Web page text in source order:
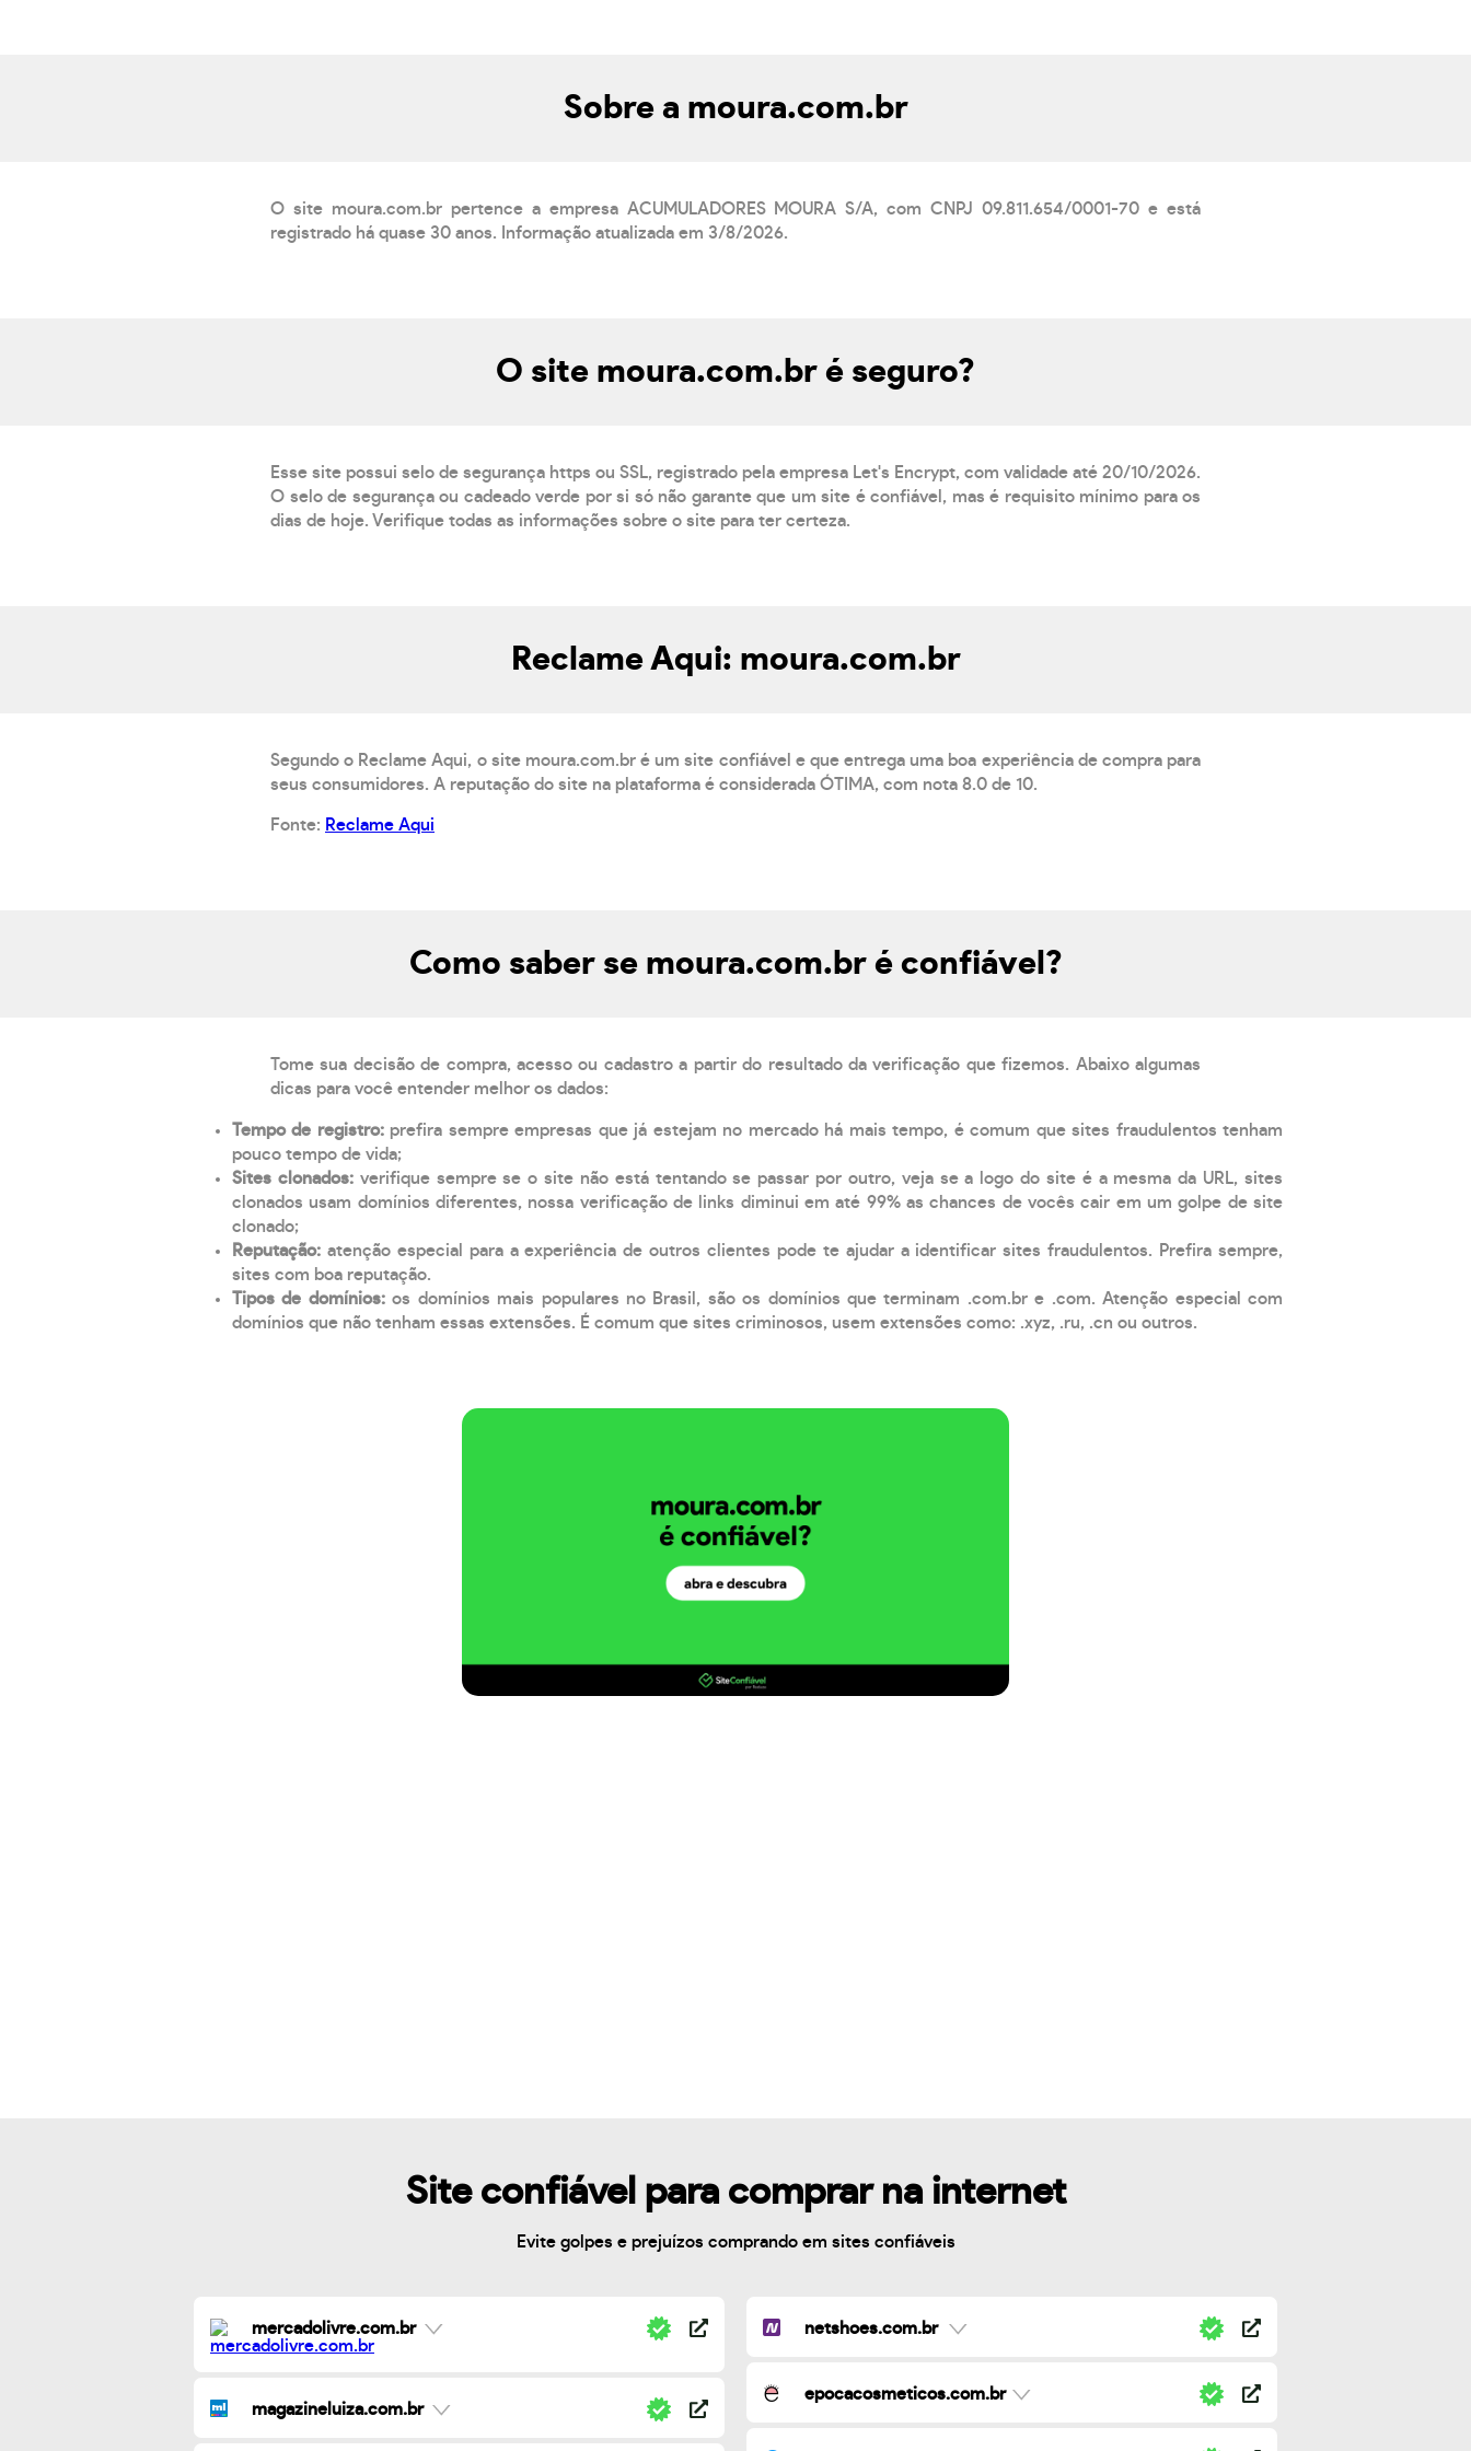
Sobre a moura.com.br
O site moura.com.br pertence a empresa ACUMULADORES MOURA S/A, com CNPJ 09.811.654/0001-70 e está
registrado há quase 30 anos. Informação atualizada em 3/8/2026.
O site moura.com.br é seguro?
Esse site possui selo de segurança https ou SSL, registrado pela empresa Let's Encrypt, com validade até 20/10/2026.
O selo de segurança ou cadeado verde por si só não garante que um site é confiável, mas é requisito mínimo para os
dias de hoje. Verifique todas as informações sobre o site para ter certeza.
Reclame Aqui: moura.com.br
Segundo o Reclame Aqui, o site moura.com.br é um site confiável e que entrega uma boa experiência de compra para
seus consumidores. A reputação do site na plataforma é considerada ÓTIMA, com nota 8.0 de 10.
Fonte: Reclame Aqui
Como saber se moura.com.br é confiável?
Tome sua decisão de compra, acesso ou cadastro a partir do resultado da verificação que fizemos. Abaixo algumas
dicas para você entender melhor os dados:
Tempo de registro: prefira sempre empresas que já estejam no mercado há mais tempo, é comum que sites fraudulentos tenham
pouco tempo de vida;
Sites clonados: verifique sempre se o site não está tentando se passar por outro, veja se a logo do site é a mesma da URL, sites
clonados usam domínios diferentes, nossa verificação de links diminui em até 99% as chances de vocês cair em um golpe de site
clonado;
Reputação: atenção especial para a experiência de outros clientes pode te ajudar a identificar sites fraudulentos. Prefira sempre,
sites com boa reputação.
Tipos de domínios:os domínios mais populares no Brasil, são os domínios que terminam .com.br e .com. Atenção especial com
domínios que não tenham essas extensões. É comum que sites criminosos, usem extensões como: .xyz, .ru, .cn ou outros.
Site confiável para comprar na internet
Evite golpes e prejuízos comprando em sites confiáveis
mercadolivre.com.br
magazineluiza.com.br
netshoes.com.br
epocacosmeticos.com.br